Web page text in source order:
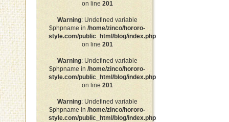
on line 201
Warning: Undefined variable
$phpname in /home/zinco/hororo-
style.com/public_html/blog/index.php
on line 201
Warning: Undefined variable
$phpname in /home/zinco/hororo-
style.com/public_html/blog/index.php
on line 201
Warning: Undefined variable
$phpname in /home/zinco/hororo-
style.com/public_html/blog/index.php